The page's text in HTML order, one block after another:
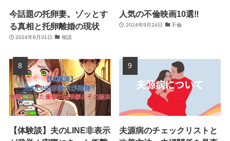
今話題の托卵妻。ゾッとす
る真相と托卵離婚の現状
2024年8月31日 相談
人気の不倫映画10選‼
2024年9月24日 不倫
【体験談】夫のLINE非表示
夫源病のチェックリストと